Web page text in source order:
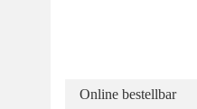
Online bestellbar